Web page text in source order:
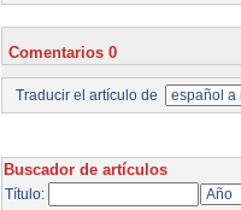
Comentarios 0
Traducir el artículo de
Buscador de artículos
Título: